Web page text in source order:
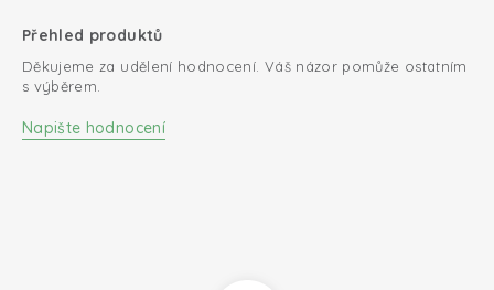
Přehled produktů
Děkujeme za udělení hodnocení. Váš názor pomůže ostatním
s výběrem.
Napište hodnocení